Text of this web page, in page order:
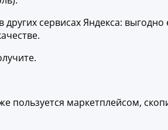
сервисах Яндекса: выгодно
пользуется маркетплейсом,